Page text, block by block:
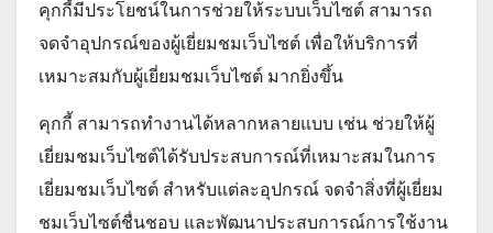
คุกกี้มีประโยชน์ในการช่วยให้ระบบเว็บไซต์ สามารถ
จดจำอุปกรณ์ของผู้เยี่ยมชมเว็บไซต์ เพื่อให้บริการที่
เหมาะสมกับผู้เยี่ยมชมเว็บไซต์ มากยิ่งขึ้น
คุกกี้ สามารถทำงานได้หลากหลายแบบ เช่น ช่วยให้ผู้
เยี่ยมชมเว็บไซต์ได้รับประสบการณ์ที่เหมาะสมในการ
เยี่ยมชมเว็บไซต์ สำหรับแต่ละอุปกรณ์ จดจำสิ่งที่ผู้เยี่ยม
ชมเว็บไซต์ชื่นชอบ และพัฒนาประสบการณ์การใช้งาน